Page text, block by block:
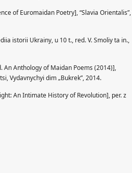
of Euromaidan Poetry], “Slavia
istorii Ukrainy, u 10 t., red. V. Smoliy ta in.,
Anthology of Maidan Poems (2014)],
Vydavnychyi dim „Bukrek”, 2014.
An Intimate History of Revolution], per. z